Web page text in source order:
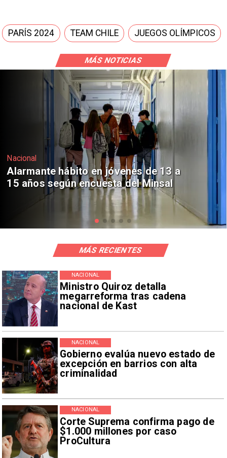
MÁS NOTICIAS
PARÍS 2024 TEAM CHILE JUEGOS OLÍMPICOS
Regiones
Aprueban creación del Parque
Sebastián Piñera con inversión de $4
mil millones
Ministro Quiroz detalla
megarreforma tras cadena
nacional de Kast
NACIONAL
Gobierno evalúa nuevo estado de
excepción en barrios con alta
criminalidad
NACIONAL
Corte Suprema confirma pago de
$1.000 millones por caso
ProCultura
NACIONAL
MÁS RECIENTES